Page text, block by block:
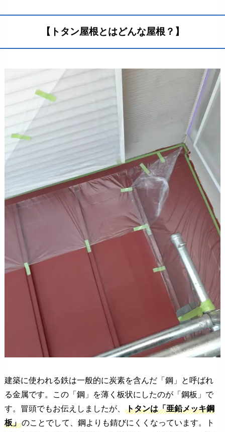
【トタン屋根とはどんな屋根？】
建築に使われる鉄は一般的に炭素を含んだ「鋼」と呼ばれ
る金属です。この「鋼」を薄く板状にしたのが「鋼板」で
す。冒頭でもお伝えしましたが、
トタンは「亜鉛メッキ鋼
板」のことでして、鋼よりも錆びにくくなっています。ト